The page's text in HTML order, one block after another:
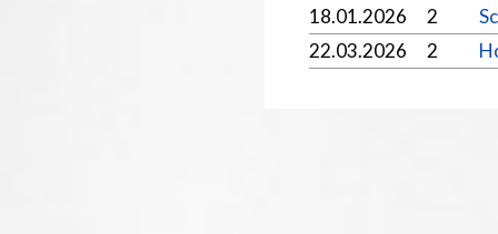
18.01.2026
2
22.03.2026
2